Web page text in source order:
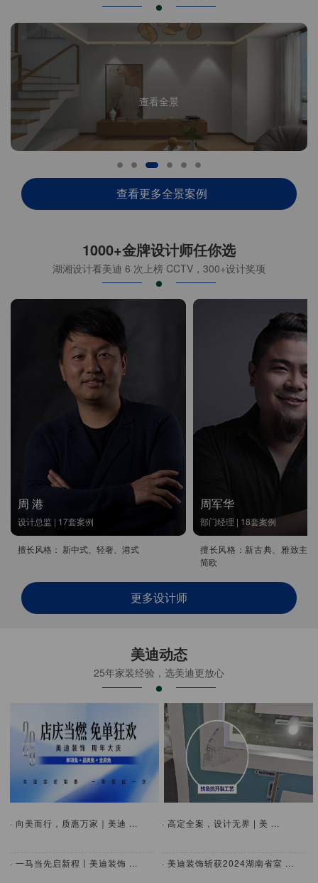
查看全景
查看更多全景案例
1000+金牌设计师任你选
湖湘设计看美迪 6 次上榜 CCTV，300+设计奖项
周 港
设计总监 | 17套案例
擅长风格： 新中式、轻奢、港式
周军华
部门经理 | 18套案例
擅长风格：新古典、雅致主
简欧
更多设计师
美迪动态
25年家装经验，选美迪更放心
· 向美而行，质惠万家｜美迪 ...
· 一马当先启新程丨美迪装饰 ...
· 高定全案，设计无界 | 美 ...
· 美迪装饰斩获2024湖南省室 ...